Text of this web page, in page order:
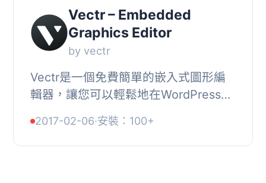
Vectr – Embedded
Graphics Editor
by vectr
Vectr是一個免費簡單的嵌入式圖形編
輯器，讓您可以輕鬆地在WordPress頁
功能強大的向量圖形。, 您也可以在線
使用Vectr或下...
2017-02-06·安裝：100+